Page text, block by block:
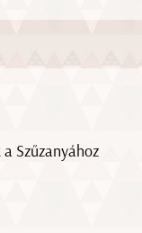
Szűzanyához